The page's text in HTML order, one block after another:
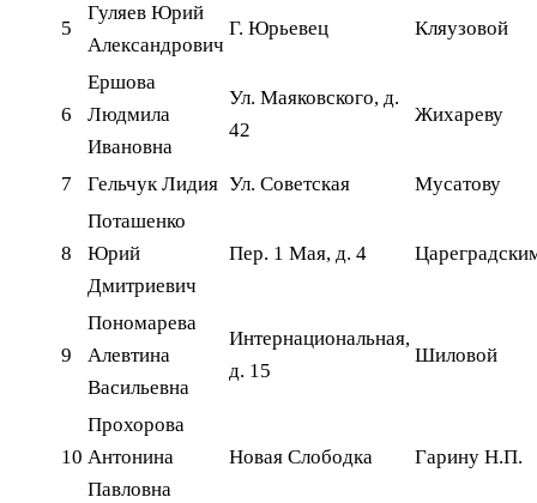
5
Гуляев Юрий
Александрович
Г. Юрьевец Кляузовой
6
Ершова
Людмила
Ивановна
Ул. Маяковского, д.
42
Жихареву
7 Гельчук Лидия Ул. Советская Мусатову
8
Поташенко
Юрий
Дмитриевич
Пер. 1 Мая, д. 4
9
Пономарева
Алевтина
Васильевна
Интернациональная,
д. 15
Шиловой
10
Прохорова
Антонина
Павловна
Новая Слободка Гарину Н.П.